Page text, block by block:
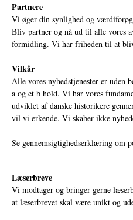
Partnere
Vi øger din synlighed og
Bliv partner og nå ud til alle vores
formidling. Vi har friheden til at
Vilkår
Alle vores nyhedstjenester er uden
a og et b hold. Vi har vores
udviklet af danske historikere
vil vi erkende. Vi skaber ikke
Se gennemsigtighedserklæring om
Læserbreve
Vi modtager og bringer gerne
at læserbrevet skal være unikt og